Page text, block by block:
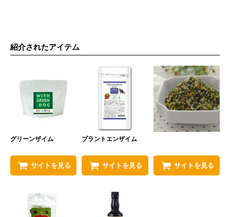
紹介されたアイテム
グリーンザイム
サイトを見る
プラントエンザイム
サイトを見る サイトを見る